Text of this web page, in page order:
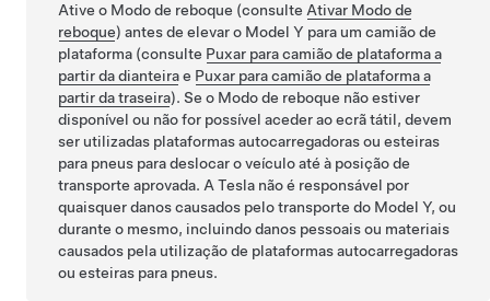
Ative o Modo de reboque (consulte Ativar Modo de
reboque) antes de elevar o Model Y para um camião de
plataforma (consulte Puxar para camião de plataforma a
partir da dianteirae Puxar para camião de plataforma a
partir da traseira). Se o Modo de reboque não estiver
disponível ou não for possível aceder ao ecrã tátil, devem
ser utilizadas plataformas autocarregadoras ou esteiras
para pneus para deslocar o veículo até à posição de
transporte aprovada. A Tesla não é responsável por
quaisquer danos causados pelo transporte do Model Y, ou
durante o mesmo, incluindo danos pessoais ou materiais
causados pela utilização de plataformas autocarregadoras
ou esteiras para pneus.